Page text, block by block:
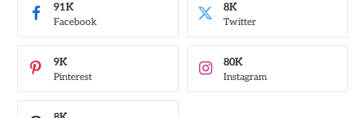
Facebook
91K
Twitter
8K
Pinterest
9K
Instagram
80K